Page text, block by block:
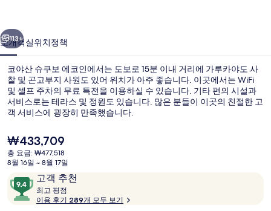
코
인
의
사
진
갤
러
113+
소개객실위치정책
코야산 슈쿠보 에코인에서는 도보로 15분 이내 거리에 가루카야도 사
찰 및 곤고부지 사원도 있어 위치가 아주 좋습니다. 이곳에서는 WiFi
및 셀프 주차의 무료 특전을 이용하실 수 있습니다. 기타 편의 시설과
서비스로는 테라스 및 정원도 있습니다. 많은 분들이 이곳의 친절한 고
객 서비스에 굉장히 만족했습니다.
현
재
가
은
₩433,709
₩433,709
총 요금: ₩477,518
8월 16일 ~ 8월 17일
이
용
후
고객 추천
10
점
만
최고 평점
고
이용 후기 289개 모두 보기